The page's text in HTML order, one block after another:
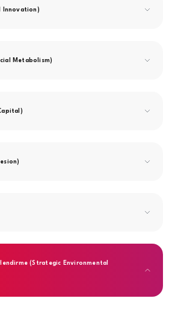
Innovation)
Metabolism)
(Strategic Environmental